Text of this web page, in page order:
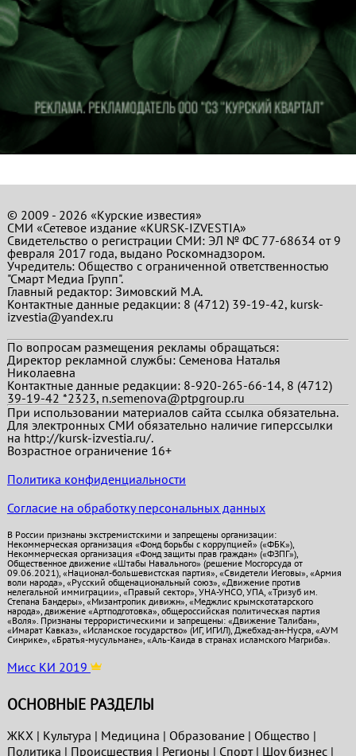
© 2009 - 2026 «Курские известия»
СМИ «Сетевое издание «KURSK-IZVESTIA»
Свидетельство о регистрации СМИ: ЭЛ № ФС 77-68634 от 9
февраля 2017 года, выдано Роскомнадзором.
Учредитель: Общество с ограниченной ответственностью
"Смарт Медиа Групп".
Главный редактор:Зимовский М.А.
Контактные данные редакции: 8 (4712) 39-19-42, kursk-
izvestia@yandex.ru
По вопросам размещения рекламы обращаться:
Директор рекламной службы: Семенова Наталья
Николаевна
Контактные данные редакции: 8-920-265-66-14, 8 (4712)
39-19-42 *2323, n.semenova@ptpgroup.ru
При использовании материалов сайта ссылка обязательна.
Для электронных СМИ обязательно наличие гиперссылки
на http://kursk-izvestia.ru/.
Возрастное ограничение 16+
Политика конфиденциальности
Согласие на обработку персональных данных
В России признаны экстремистскими и запрещены организации:
Некоммерческая организация «Фонд борьбы с коррупцией» («ФБК»),
Некоммерческая организация «Фонд защиты прав граждан» («ФЗПГ»),
Общественное движение «Штабы Навального» (решение Мосгорсуда от
09.06.2021), «Национал-большевистская партия», «Свидетели Иеговы», «Армия
воли народа», «Русский общенациональный союз», «Движение против
нелегальной иммиграции», «Правый сектор», УНА-УНСО, УПА, «Тризуб им.
Степана Бандеры», «Мизантропик дивижн», «Меджлис крымскотатарского
народа», движение «Артподготовка», общероссийская политическая партия
«Воля». Признаны террористическими и запрещены: «Движение Талибан»,
«Имарат Кавказ», «Исламское государство» (ИГ, ИГИЛ), Джебхад-ан-Нусра, «АУМ
Синрике», «Братья-мусульмане», «Аль-Каида в странах исламского Магриба».
Мисс КИ 2019
ОСНОВНЫЕ РАЗДЕЛЫ
ЖКХ | Культура | Медицина | Образование| Общество |
Политика | Проиcшествия | Регионы | Спорт| Шоу бизнес|